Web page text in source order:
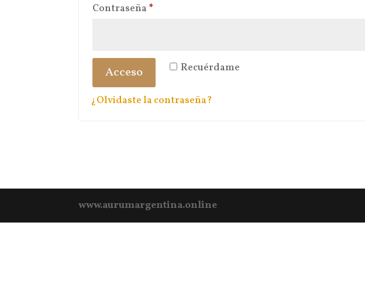
Contraseña *Obligatorio
Recuérdame
Acceso
¿Olvidaste la contraseña?
www.aurumargentina.online